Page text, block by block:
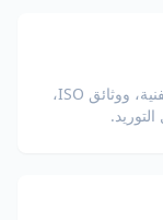
ترجم إجراءات التشغيل القياسية، والكتيبات الفنية، ووثائق ISO،